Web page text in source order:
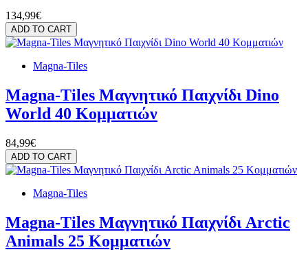
134,99€
ADD TO CART
Magna-Tiles
Magna-Tiles Μαγνητικό Παιχνίδι Dino
World 40 Κομματιών
84,99€
ADD TO CART
Magna-Tiles
Magna-Tiles Μαγνητικό Παιχνίδι Arctic
Animals 25 Κομματιών